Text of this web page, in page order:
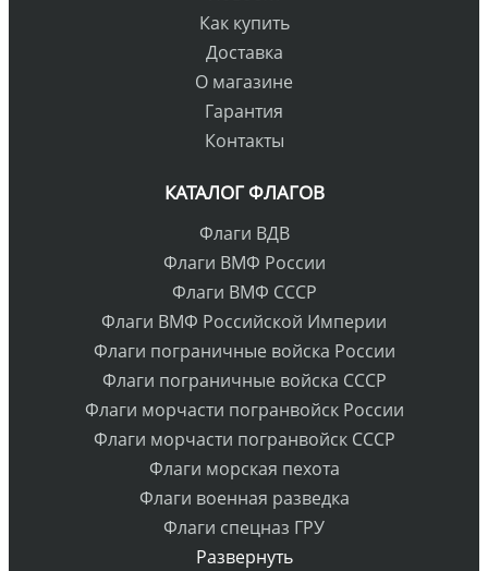
Как купить
Доставка
О магазине
Гарантия
Контакты
КАТАЛОГ ФЛАГОВ
Флаги ВДВ
Флаги ВМФ России
Флаги ВМФ СССР
Флаги ВМФ Российской Империи
Флаги пограничные войска России
Флаги пограничные войска СССР
Флаги морчасти погранвойск России
Флаги морчасти погранвойск СССР
Флаги морская пехота
Флаги военная разведка
Флаги спецназ ГРУ
Развернуть